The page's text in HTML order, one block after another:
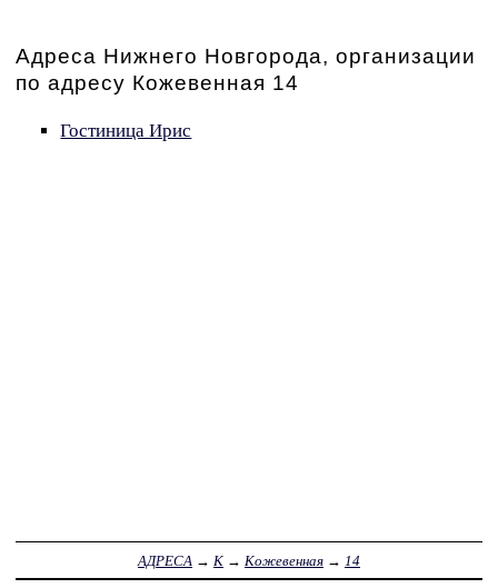
Адреса Нижнего Новгорода, организации
по адресу Кожевенная 14
Гостиница Ирис
АДРЕСА → К → Кожевенная → 14